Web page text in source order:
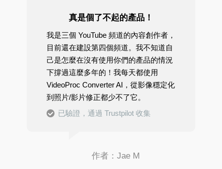
真是個了不起的產品！
我是三個 YouTube 頻道的內容創作者，
目前還在建設第四個頻道。我不知道自
己是怎麼在沒有使用你們的產品的情況
下撐過這麼多年的！我每天都使用
VideoProc Converter AI，從影像穩定化
到照片/影片修正都少不了它。
已驗證，通過 Trustpilot 收集
作者：Jae M